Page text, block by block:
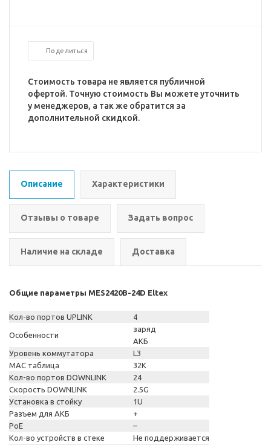
Поделиться
Стоимость товара не является публичной
офертой. Точную стоимость Вы можете уточнить
у менеджеров, а так же обратится за
дополнительной скидкой.
Описание Характеристики
Отзывы о товаре Задать вопрос
Наличие на складе Доставка
Общие параметры MES2420B-24D Eltex
Кол-во портов UPLINK 4
Особенности
заряд
АКБ
Уровень коммутатора
L3
MAC таблица
32K
Кол-во портов DOWNLINK
24
Скорость DOWNLINK
2.5G
Установка в стойку
1U
Разъем для АКБ
+
PoE
–
Кол-во устройств в стеке
Не поддерживается